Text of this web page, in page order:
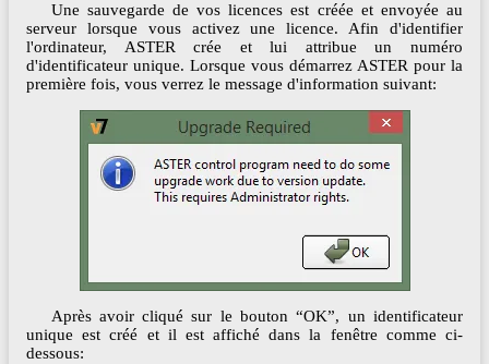
Une sauvegarde de vos licences est créée et envoyée au
serveur lorsque vous activez une licence. Afin d'identifier
l'ordinateur, ASTER crée et lui attribue un numéro
d'identificateur unique. Lorsque vous démarrez ASTER pour la
première fois, vous verrez le message d'information suivant:
Après avoir cliqué sur le bouton “OK”, un identificateur
unique est créé et il est affiché dans la fenêtre comme ci-
dessous: